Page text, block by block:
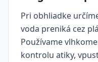
Pri obhliadke
voda preniká cez
Používame
kontrolu atiky,